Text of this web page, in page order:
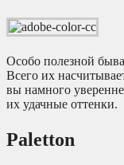
Особо полезной
Всего их
вы намного
их удачные оттенки.
Paletton